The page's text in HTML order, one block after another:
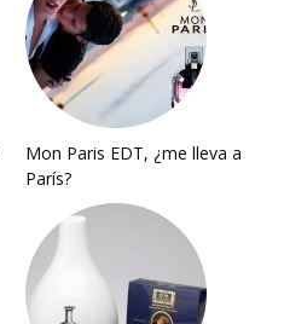
Mon Paris EDT, ¿me lleva a
París?